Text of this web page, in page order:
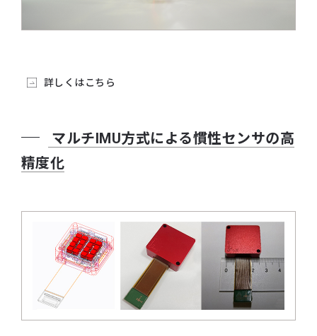
詳しくはこちら
マルチIMU方式による慣性センサの高
精度化